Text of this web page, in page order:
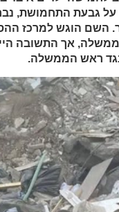
גבעת התחמושת,
השם הוגש למרכז
אך התשובה
ראש הממשלה.